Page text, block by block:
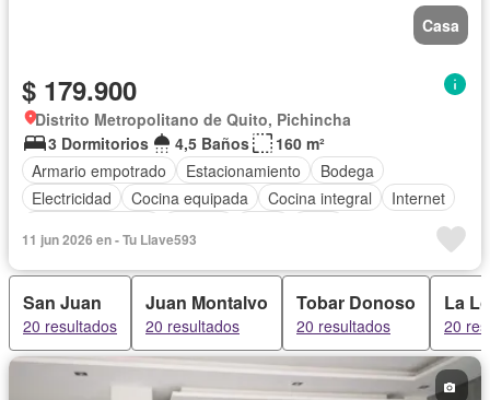
Casa
$ 179.900
Distrito Metropolitano de Quito, Pichincha
3 Dormitorios
4,5 Baños
160 m²
Armario empotrado
Estacionamiento
Bodega
Electricidad
Cocina equipada Cocina integral
Internet
Área para niños
Jardín
11 jun 2026 en - Tu Llave593
San Juan
20 resultados
Juan Montalvo
20 resultados
Tobar Donoso
20 resultados
La
20